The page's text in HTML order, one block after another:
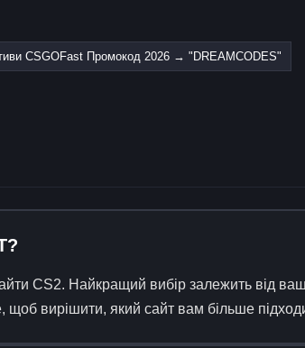
CSGOFast Промокод 2026 → "DREAMCODES"
CS2. Найкращий вибір залежить від
вирішити, який сайт вам більше